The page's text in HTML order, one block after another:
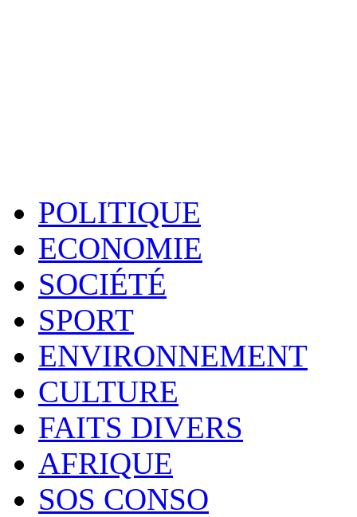
POLITIQUE
ECONOMIE
SOCIÉTÉ
SPORT
ENVIRONNEMENT
CULTURE
FAITS DIVERS
AFRIQUE
SOS CONSO